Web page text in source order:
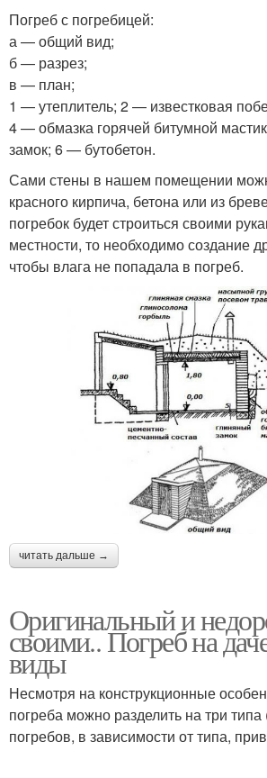
Погреб с погребицей:
а — общий вид;
б — разрез;
в — план;
1 — утеплитель; 2 — известковая
4 — обмазка горячей битумной
замок; 6 — бутобетон.
Сами стены в нашем помещении
красного кирпича, бетона или из
погребок будет строиться своими
местности, то необходимо создание
чтобы влага не попадала в погреб.
читать дальше →
Оригинальный и
своими.. Погреб на
виды
Несмотря на конструкционные
погреба можно разделить на три
погребов, в зависимости от типа,